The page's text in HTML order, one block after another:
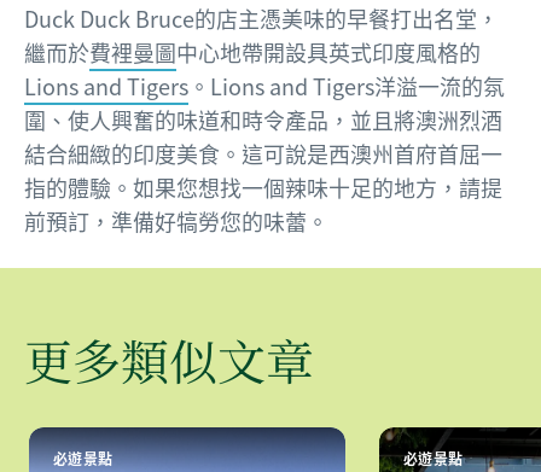
Duck Duck Bruce的店主憑美味的早餐打出名堂，
繼而於費裡曼圖中心地帶開設具英式印度風格的
Lions and Tigers 。Lions and Tigers洋溢一流的氛
圍、使人興奮的味道和時令產品，並且將澳洲烈酒
結合細緻的印度美食。這可說是西澳州首府首屈一
指的體驗。如果您想找一個辣味十足的地方，請提
前預訂，準備好犒勞您的味蕾。
更多類似文章
必遊景點 必遊景點